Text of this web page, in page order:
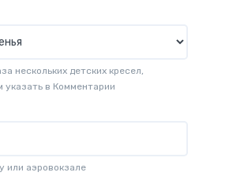
нескольких детских кресел,
указать в Комментарии
или аэровокзале